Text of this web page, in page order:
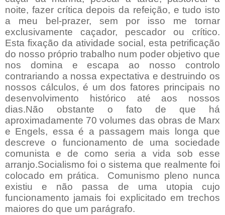
noite, fazer crítica depois da refeição, e tudo isto
a meu bel-prazer, sem por isso me tornar
exclusivamente caçador, pescador ou crítico.
Esta fixação da atividade social, esta petrificação
do nosso próprio trabalho num poder objetivo que
nos domina e escapa ao nosso controlo
contrariando a nossa expectativa e destruindo os
nossos cálculos, é um dos fatores principais no
desenvolvimento histórico até aos nossos
dias.Não obstante o fato de que há
aproximadamente 70 volumes das obras de Marx
e Engels, essa é a passagem mais longa que
descreve o funcionamento de uma sociedade
comunista e de como seria a vida sob esse
arranjo.Socialismo foi o sistema que realmente foi
colocado em prática.
Comunismo pleno nunca
existiu e não passa de uma utopia cujo
funcionamento jamais foi explicitado em trechos
maiores do que um parágrafo.